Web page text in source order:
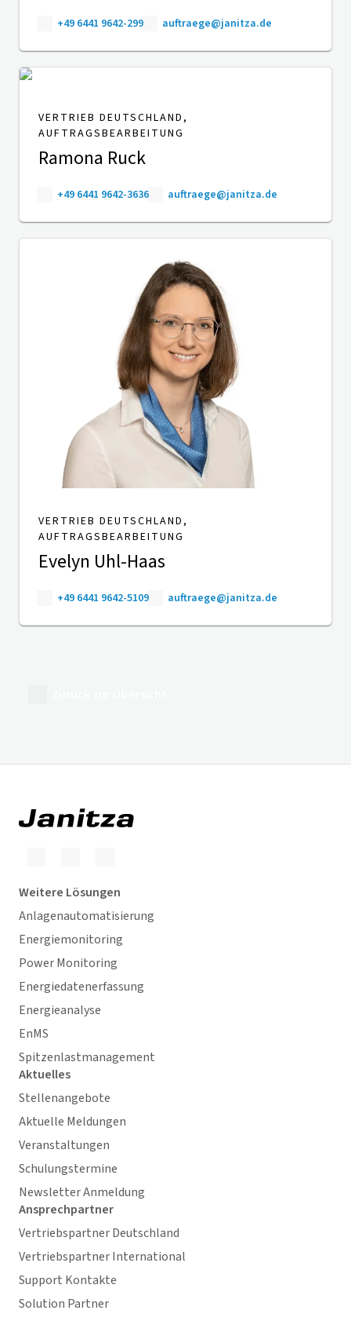
+49 6441 9642-299 auftraege@janitza.de
VERTRIEB DEUTSCHLAND,
AUFTRAGSBEARBEITUNG
Ramona Ruck
+49 6441 9642-3636 auftraege@janitza.de
VERTRIEB DEUTSCHLAND,
AUFTRAGSBEARBEITUNG
Evelyn Uhl-Haas
+49 6441 9642-5109 auftraege@janitza.de
Weitere Lösungen
Anlagenautomatisierung
Energiemonitoring
Power Monitoring
Energiedatenerfassung
Energieanalyse
EnMS
Spitzenlastmanagement
Aktuelles
Stellenangebote
Aktuelle Meldungen
Veranstaltungen
Schulungstermine
Newsletter Anmeldung
Ansprechpartner
Vertriebspartner Deutschland
Vertriebspartner International
Support Kontakte
Solution Partner